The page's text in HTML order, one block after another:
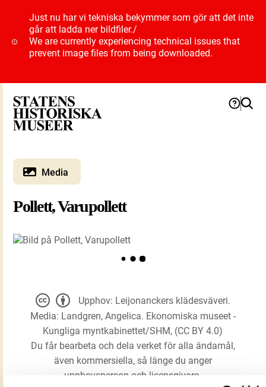
Just nu har vi tekniska bekymmer som gör att det inte
går att ladda ner bildfiler./
We are currently experiencing technical issues that
prevent image files from being downloaded.
Media
Pollett, Varupollett
Upphov: Leijonanckers klädesväveri.
Media: Landgren, Angelica. Ekonomiska museet -
Kungliga myntkabinettet/SHM, (CC BY 4.0)
Du får bearbeta och dela verket för alla ändamål,
även kommersiella, så länge du anger
upphovsperson och licensgivare.